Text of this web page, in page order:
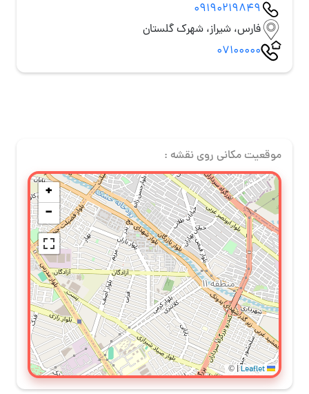
09190219849
فارس، شیراز، شهرک گلستان
07100000
موقعیت مکانی روی نقشه :
+
−
|
©